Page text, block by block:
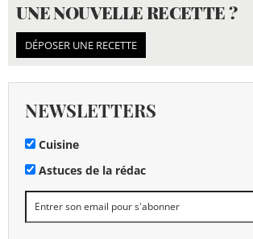
UNE NOUVELLE RECETTE ?
DÉPOSER UNE RECETTE
NEWSLETTERS
Cuisine
Astuces de la rédac